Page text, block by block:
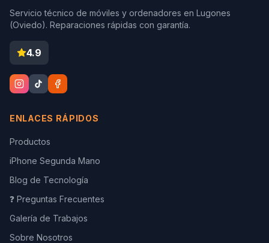
Servicio técnico de móviles y ordenadores en Lugones
(Oviedo). Reparaciones rápidas con garantía.
4.9
ENLACES RÁPIDOS
Productos
iPhone Segunda Mano
Blog de Tecnología
❓ Preguntas Frecuentes
Galería de Trabajos
Sobre Nosotros